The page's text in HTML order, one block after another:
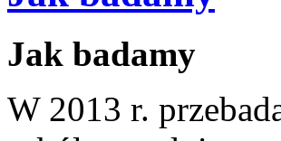
Jak badamy
W 2013 r.